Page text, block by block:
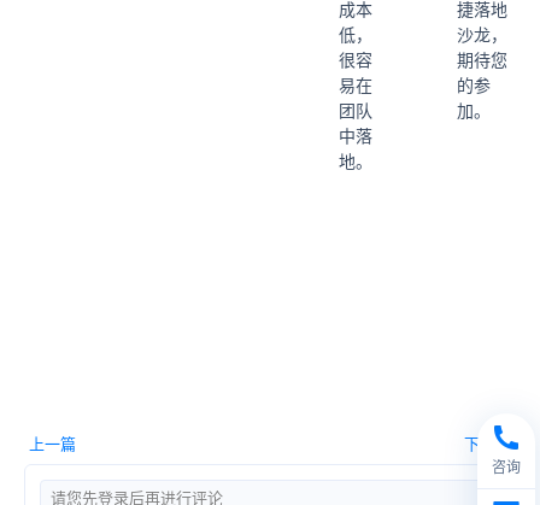
捷落地
沙龙，
期待您
的参
加。
成本
低，
很容
易在
团队
中落
地。
上一篇 下一篇
咨询